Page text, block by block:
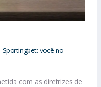
Sportingbet: você no
com as diretrizes de